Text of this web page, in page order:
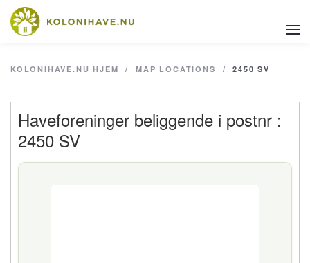
KOLONIHAVE.NU HJEM / MAP LOCATIONS / 2450 SV
Haveforeninger beliggende i postnr :
2450 SV